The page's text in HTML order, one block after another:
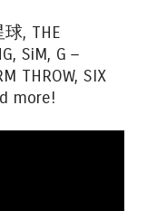
球, THE
SiM, G－
THROW, SIX
more!